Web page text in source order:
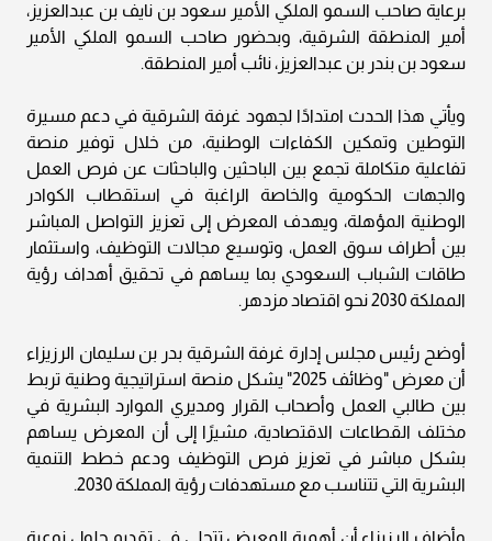
برعاية صاحب السمو الملكي الأمير سعود بن نايف بن عبدالعزيز،
أمير المنطقة الشرقية، وبحضور صاحب السمو الملكي الأمير
سعود بن بندر بن عبدالعزيز، نائب أمير المنطقة.
ويأتي هذا الحدث امتدادًا لجهود غرفة الشرقية في دعم مسيرة
التوطين وتمكين الكفاءات الوطنية، من خلال توفير منصة
تفاعلية متكاملة تجمع بين الباحثين والباحثات عن فرص العمل
والجهات الحكومية والخاصة الراغبة في استقطاب الكوادر
الوطنية المؤهلة، ويهدف المعرض إلى تعزيز التواصل المباشر
بين أطراف سوق العمل، وتوسيع مجالات التوظيف، واستثمار
طاقات الشباب السعودي بما يساهم في تحقيق أهداف رؤية
المملكة 2030 نحو اقتصاد مزدهر.
أوضح رئيس مجلس إدارة غرفة الشرقية بدر بن سليمان الرزيزاء
أن معرض "وظائف 2025" يشكل منصة استراتيجية وطنية تربط
بين طالبي العمل وأصحاب القرار ومديري الموارد البشرية في
مختلف القطاعات الاقتصادية، مشيرًا إلى أن المعرض يساهم
بشكل مباشر في تعزيز فرص التوظيف ودعم خطط التنمية
البشرية التي تتناسب مع مستهدفات رؤية المملكة 2030.